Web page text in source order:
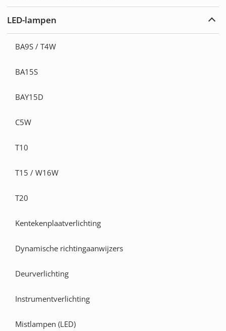
LED-lampen
LED-
BA9S / T4W
BA15S
BAY15D
C5W
T10
T15 / W16W
T20
Kentekenplaatverlichting
Dynamische richtingaanwijzers
Deurverlichting
Instrumentverlichting
Mistlampen (LED)